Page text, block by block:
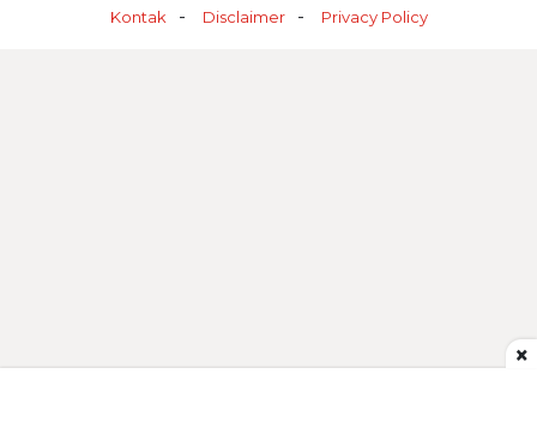
Kontak
Disclaimer Privacy Policy
×